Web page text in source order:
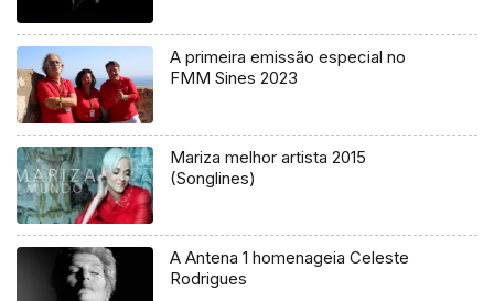
A primeira emissão especial no
FMM Sines 2023
Mariza melhor artista 2015
(Songlines)
A Antena 1 homenageia Celeste
Rodrigues